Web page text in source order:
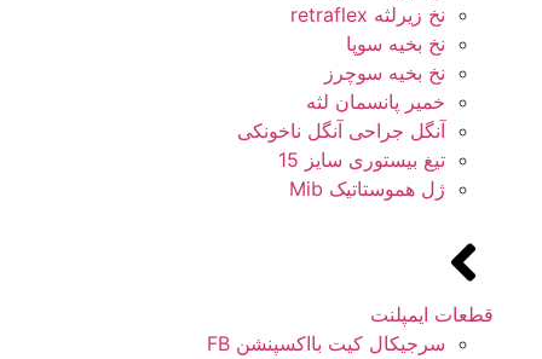
نخ زیرلثه retraflex
نخ بخیه سوپا
نخ بخیه سوچرز
خمیر پانسمان لثه
آنگل جراحی آنگل ناخونکی
تیغ بیستوری سایز 15
ژل هموستاتیک Mib
قطعات ایمپلنت
سرجیکال کیت بااکسپنشن FB